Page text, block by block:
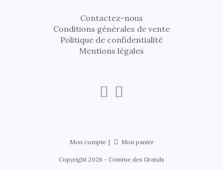
Contactez-nous
Conditions générales de vente
Politique de confidentialité
Mentions légales
Mon compte Mon panier
Copyright 2026 - Comme des Grands